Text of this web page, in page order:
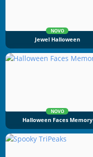
NOVO
Jewel Halloween
NOVO
Halloween Faces Memory